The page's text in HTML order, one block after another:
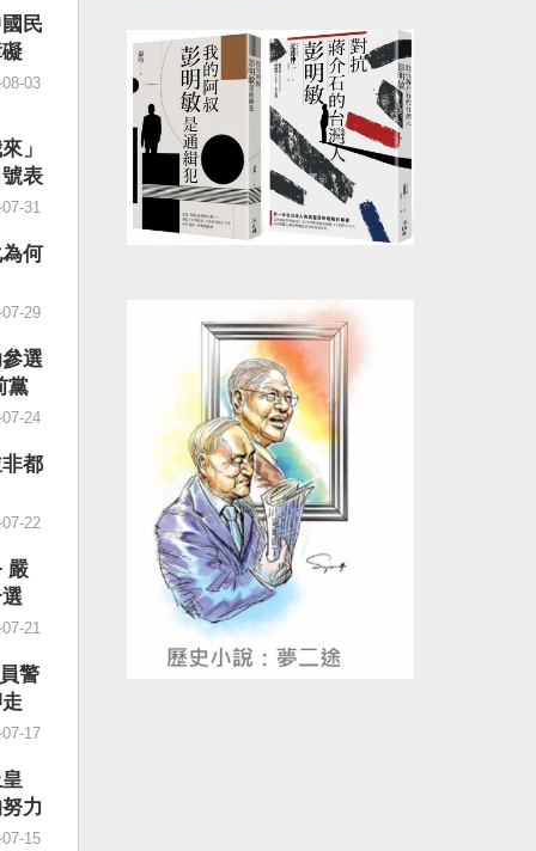
會
會
，
會坐
，
，
嚴
日
主
份
人
給予
主
民
害
鎮
政
部
。
蔓
權
世
焦
擾
的
社
灣
國
」
」
。
體
造
月
榮
穿
一
不
「有
經
各
常
，
態
是
當
兜
好
會
一
昂
質
，
一
民
03
」
表
31
何
29
選
黨
年8
24
非都
22
嚴
21
警
17
力
15